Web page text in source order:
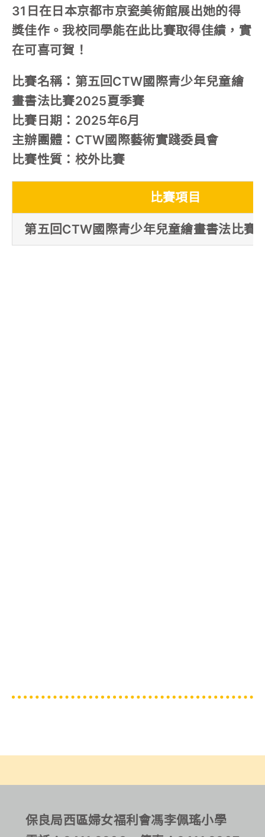
31日在日本京都市京瓷美術館展出她的得
獎佳作。我校同學能在此比賽取得佳績，實
在可喜可賀！
比賽名稱：第五回CTW國際青少年兒童繪
畫書法比賽2025夏季賽
比賽日期：2025年6月
主辦團體：CTW國際藝術實踐委員會
比賽性質：校外比賽
比賽項目
第五回CTW國際青少年兒童繪畫書法比賽
保良局西區婦女福利會馮李佩瑤小學